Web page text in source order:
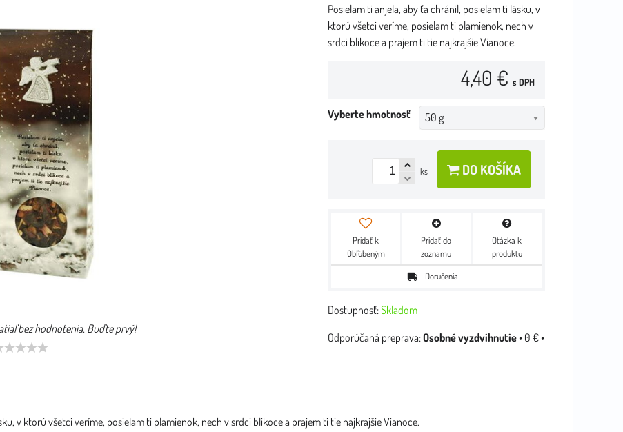
bez hodnotenia. Buďte prvý!
Posielam ti anjela, aby ťa chránil, posielam ti lásku, v
ktorú všetci veríme, posielam ti plamienok, nech v
srdci blikoce a prajem ti tie najkrajšie Vianoce.
4,40 € s DPH
Vyberte hmotnosť 50 g
ks DO KOŠÍKA
Pridať k
Obľúbeným
Pridať do
zoznamu
Otázka k
produktu
Doručenia
Dostupnosť:Skladom
Osobné vyzdvihnutie• 0 €•
v ktorú všetci veríme, posielam ti plamienok, nech v srdci blikoce a prajem ti tie najkrajšie Vianoce.